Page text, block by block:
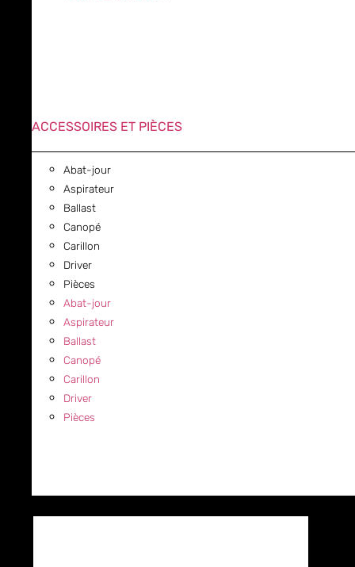
ACCESSOIRES ET PIÈCES
Abat-jour
Aspirateur
Ballast
Canopé
Carillon
Driver
Pièces
Abat-jour
Aspirateur
Ballast
Canopé
Carillon
Driver
Pièces